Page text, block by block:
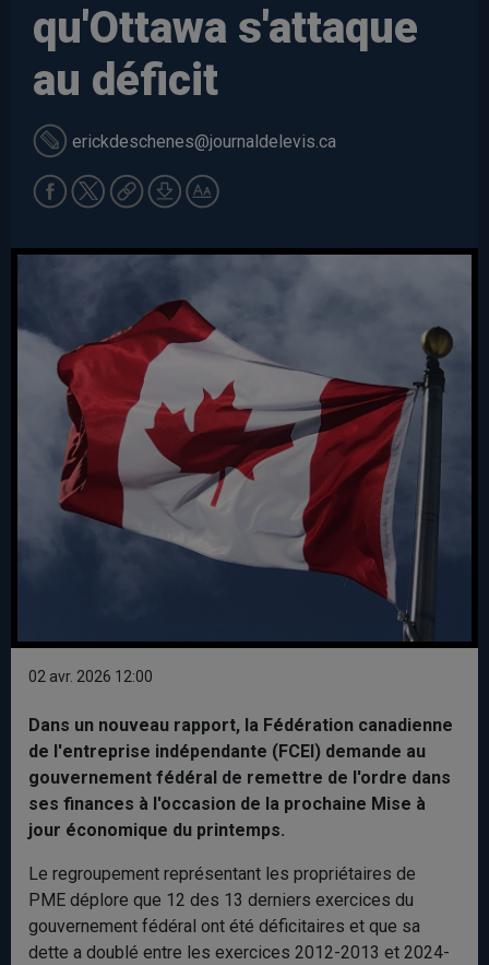
qu'Ottawa s'attaque
au déficit
erickdeschenes@journaldelevis.ca
02 avr. 2026 12:00
Dans un nouveau rapport, la Fédération canadienne
de l'entreprise indépendante (FCEI) demande au
gouvernement fédéral de remettre de l'ordre dans
ses finances à l'occasion de la prochaine Mise à
jour économique du printemps.
Le regroupement représentant les propriétaires de
PME déplore que 12 des 13 derniers exercices du
gouvernement fédéral ont été déficitaires et que sa
dette a doublé entre les exercices 2012-2013 et 2024-